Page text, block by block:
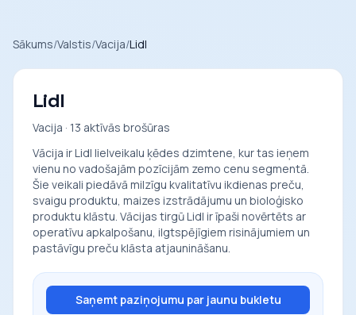
Sākums/Valstis/Vacija/Lidl
Lidl
Vacija · 13 aktīvās brošūras
Vācija ir Lidl lielveikalu ķēdes dzimtene, kur tas ieņem
vienu no vadošajām pozīcijām zemo cenu segmentā.
Šie veikali piedāvā milzīgu kvalitatīvu ikdienas preču,
svaigu produktu, maizes izstrādājumu un bioloģisko
produktu klāstu. Vācijas tirgū Lidl ir īpaši novērtēts ar
operatīvu apkalpošanu, ilgtspējīgiem risinājumiem un
pastāvīgu preču klāsta atjaunināšanu.
Saņemt paziņojumu par jaunu bukletu